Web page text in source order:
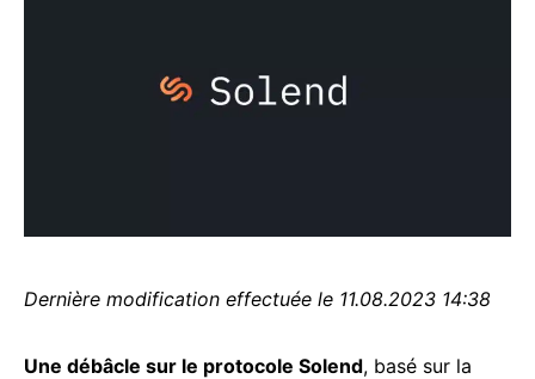
Dernière modification effectuée le 11.08.2023 14:38
Une débâcle sur le protocole Solend, basé sur la